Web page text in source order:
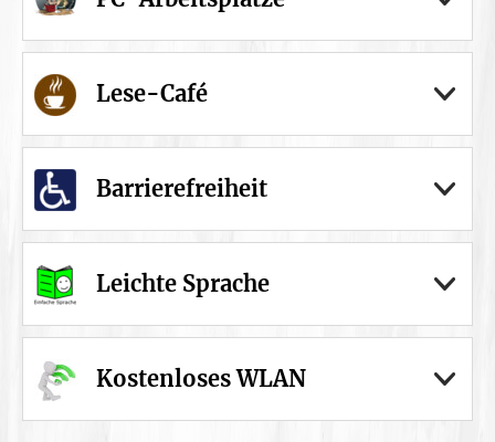
Lese-Café
Barrierefreiheit
Leichte Sprache
Kostenloses WLAN